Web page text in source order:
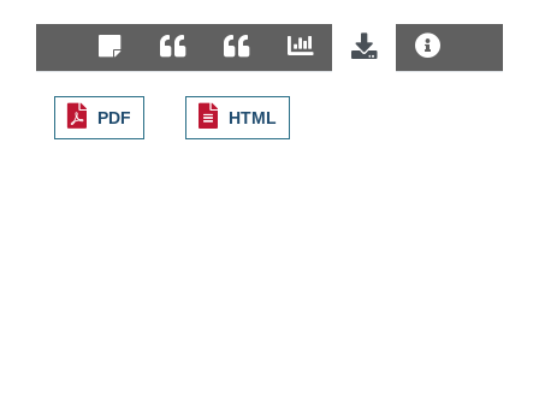
PDF HTML